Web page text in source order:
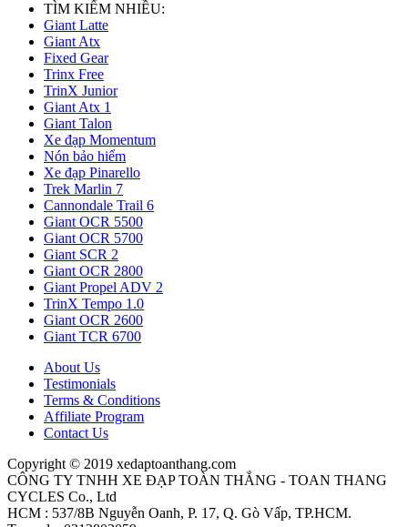
TÌM KIẾM NHIỀU:
Giant Latte
Giant Atx
Fixed Gear
Trinx Free
TrinX Junior
Giant Atx 1
Giant Talon
Xe đạp Momentum
Nón bảo hiểm
Xe đạp Pinarello
Trek Marlin 7
Cannondale Trail 6
Giant OCR 5500
Giant OCR 5700
Giant SCR 2
Giant OCR 2800
Giant Propel ADV 2
TrinX Tempo 1.0
Giant OCR 2600
Giant TCR 6700
About Us
Testimonials
Terms & Conditions
Affiliate Program
Contact Us
Copyright © 2019 xedaptoanthang.com
CÔNG TY TNHH XE ĐẠP TOÀN THẮNG - TOAN THANG
CYCLES Co., Ltd
HCM : 537/8B Nguyễn Oanh, P. 17, Q. Gò Vấp, TP.HCM.